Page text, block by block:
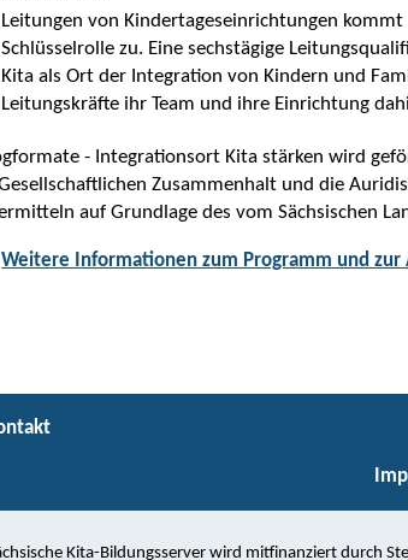
Leitungen von Kindertageseinrichtungen
Schlüsselrolle zu. Eine sechstägige
Kita als Ort der Integration von Kindern und
Leitungskräfte ihr Team und ihre Einrichtung
- Integrationsort Kita stärken wird
Zusammenhalt und die
auf Grundlage des vom Sächsischen
Weitere Informationen zum Programm und
Kita-Bildungsserver wird mitfinanziert durch